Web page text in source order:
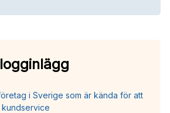
i Sverige som är kända för att